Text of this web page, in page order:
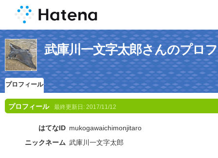
武庫川一文字太郎さんのプロ
プロフィール
プロフィール 最終更新日: 2017/11/12
はてなID mukogawaichimonjitaro
ニックネーム 武庫川一文字太郎